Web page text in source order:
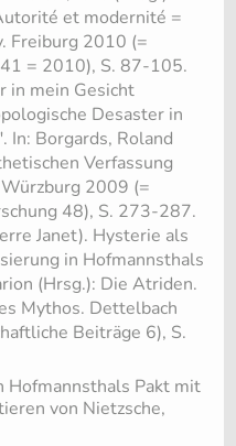
et modernité =
Freiburg 2010 (=
= 2010), S. 87-105.
in mein Gesicht
Desaster in
In: Borgards, Roland
Verfassung
2009 (=
48), S. 273-287.
Janet). Hysterie als
in Hofmannsthals
(Hrsg.): Die Atriden.
Mythos. Dettelbach
Beiträge 6), S.
Hofmannsthals Pakt mit
von Nietzsche,